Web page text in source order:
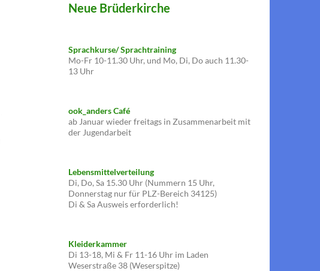
Neue Brüderkirche
Sprachkurse/ Sprachtraining
Mo-Fr 10-11.30 Uhr, und Mo, Di, Do auch 11.30-
13 Uhr
ook_anders Café
ab Januar wieder freitags in Zusammenarbeit mit
der Jugendarbeit
Lebensmittelverteilung
Di, Do, Sa 15.30 Uhr (Nummern 15 Uhr,
Donnerstag nur für PLZ-Bereich 34125)
Di & Sa Ausweis erforderlich!
Kleiderkammer
Di 13-18, Mi & Fr 11-16 Uhr im Laden
Weserstraße 38 (Weserspitze)